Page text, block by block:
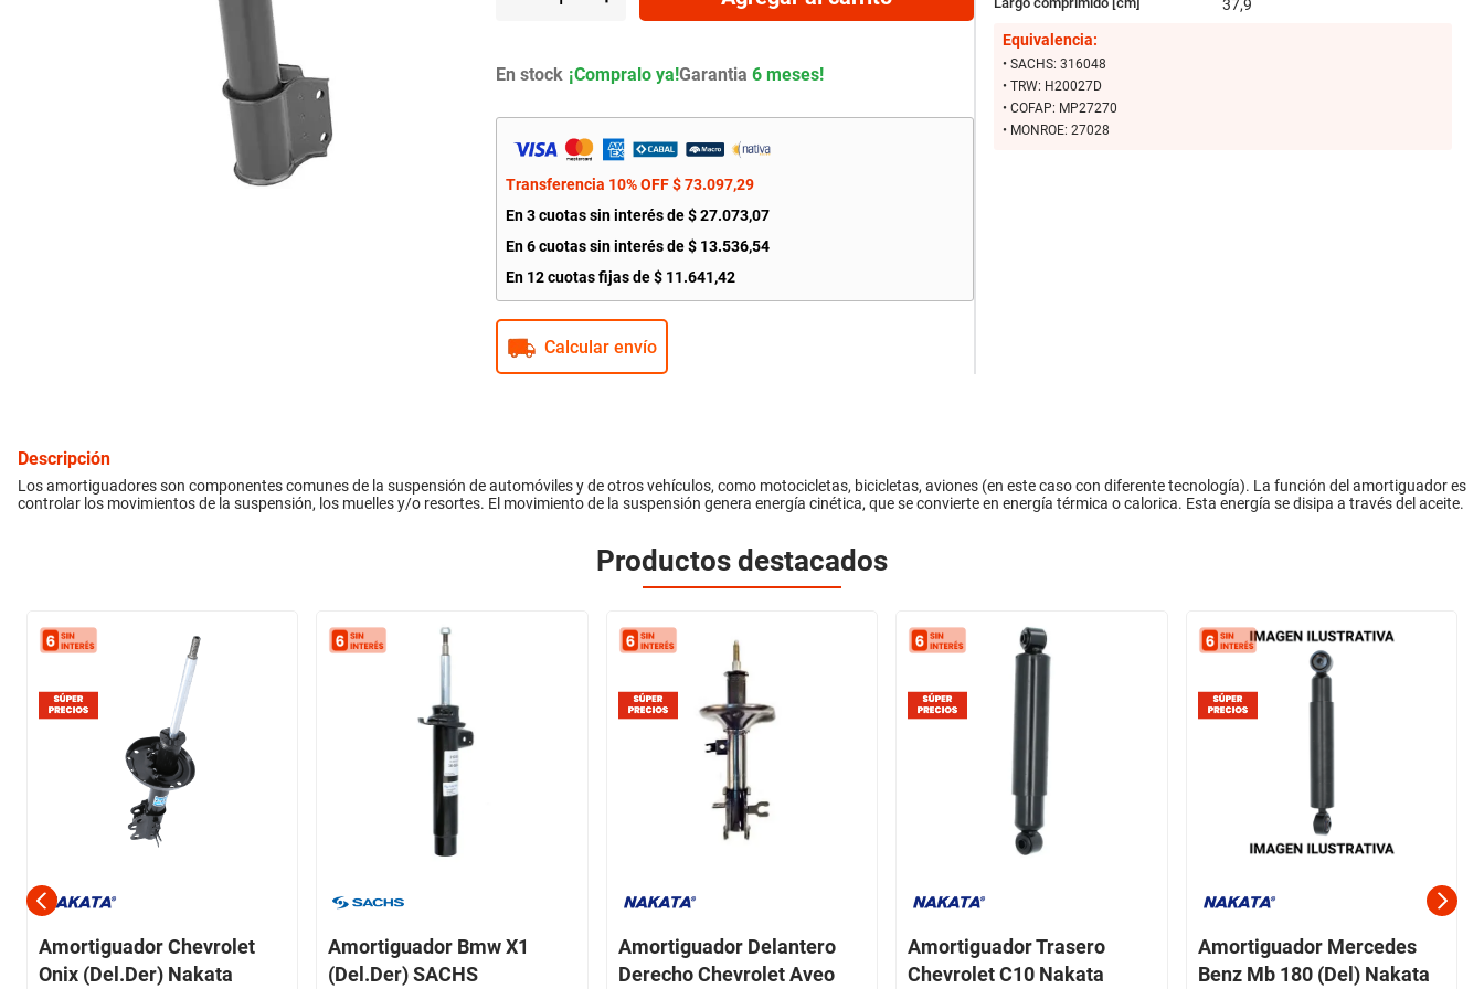
refrigeración
instrumental
En stock Garantia 6 meses!
Transferencia 10% OFF$73.097,29
En3cuotas sin interés de$27.073,07
En6cuotas sin interés de$ 13.536,54
En 12cuotas fijas de$ 11.641,42
Calcular envío
37,9
Equivalencia:
• SACHS: 316048
• TRW: H20027D
• COFAP: MP27270
• MONROE: 27028
Descripción
Los amortiguadores son componentes comunes de la suspensión de automóviles y de otros vehículos, como motocicletas, bicicletas, aviones (en este caso con diferente tecnología). La función del amortiguador es
controlar los movimientos de la suspensión, los muelles y/o resortes. El movimiento de la suspensión genera energía cinética, que se convierte en energía térmica o calorica. Esta energía se disipa a través del aceite.
Productos destacados
Amortiguador Chevrolet
Onix (Del.Der) Nakata
Amortiguador Bmw X1
(Del.Der) SACHS
Amortiguador Delantero
Derecho Chevrolet Aveo
Amortiguador Trasero
Chevrolet C10 Nakata
Amortiguador Mercedes
Benz Mb 180 (Del) Nakata